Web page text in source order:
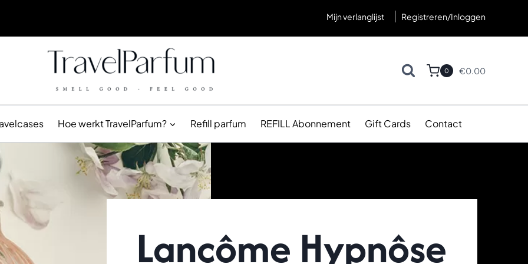
Mijn verlanglijst Registreren/Inloggen
0 €0.00
Hoe werkt TravelParfum? Refill parfum REFILL Abonnement Gift Cards Contact
Lancôme Hypnôse